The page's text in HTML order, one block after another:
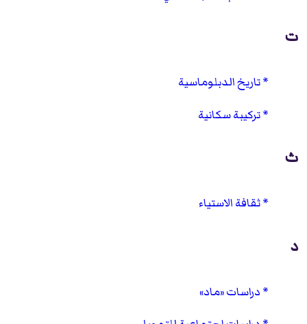
ت
تاريخ الدبلوماسية
تركيبة سكانية
ث
ثقافة الاستياء
د
دراسات «ماد»